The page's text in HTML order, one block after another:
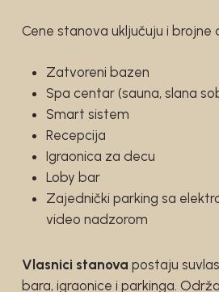
Cene stanova uključuju i
Zatvoreni bazen
Spa centar (sauna, slana
Smart sistem
Recepcija
Igraonica za decu
Loby bar
Zajednički parking sa
video nadzorom
Vlasnici stanova postaju
bara, igraonice i parkinga.